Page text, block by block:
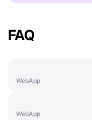
FAQ
WebApp
WebApp